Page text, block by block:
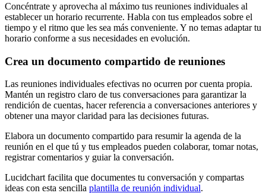
Concéntrate y aprovecha al máximo tus reuniones individuales al
establecer un horario recurrente. Habla con tus empleados sobre el
tiempo y el ritmo que les sea más conveniente. Y no temas adaptar tu
horario conforme a sus necesidades en evolución.
Crea un documento compartido de reuniones
Las reuniones individuales efectivas no ocurren por cuenta propia.
Mantén un registro claro de tus conversaciones para garantizar la
rendición de cuentas, hacer referencia a conversaciones anteriores y
obtener una mayor claridad para las decisiones futuras.
Elabora un documento compartido para resumir la agenda de la
reunión en el que tú y tus empleados pueden colaborar, tomar notas,
registrar comentarios y guiar la conversación.
Lucidchart facilita que documentes tu conversación y compartas
ideas con esta sencilla plantilla de reunión individual.